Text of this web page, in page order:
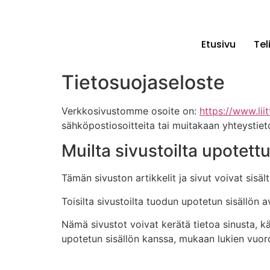
Etusivu
Tietosuojaseloste
Verkkosivustomme osoite on: https://
sähköpostiosoitteita tai muitakaan
Muilta sivustoilta
Tämän sivuston artikkelit ja sivut voivat
Toisilta sivustoilta tuodun upotetun sisällön
Nämä sivustot voivat kerätä tietoa sinusta,
upotetun sisällön kanssa, mukaan lukien